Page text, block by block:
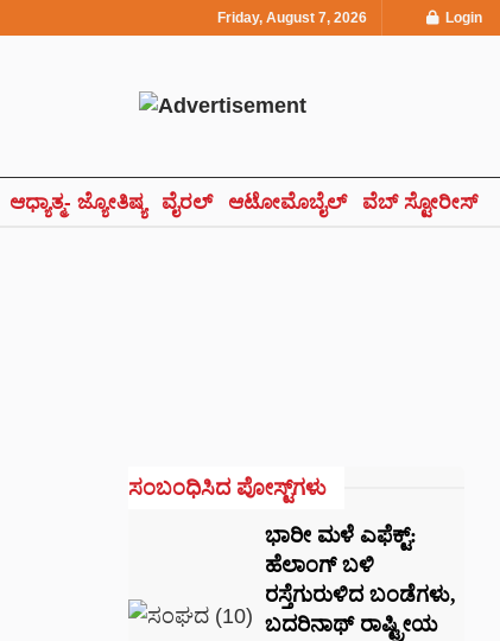
Friday, August 7, 2026 Login
ಆಧ್ಯಾತ್ಮ- ಜ್ಯೋತಿಷ್ಯ ವೈರಲ್ ಆಟೋಮೊಬೈಲ್ ವೆಬ್ ಸ್ಟೋರೀಸ್
ಸಂಬಂಧಿಸಿದ ಪೋಸ್ಟ್‌ಗಳು
ಭಾರೀ ಮಳೆ ಎಫೆಕ್ಟ್‌:
ಹೆಲಾಂಗ್ ಬಳಿ
ರಸ್ತೆಗುರುಳಿದ ಬಂಡೆಗಳು,
ಬದರಿನಾಥ್‌ ರಾಷ್ಟ್ರೀಯ